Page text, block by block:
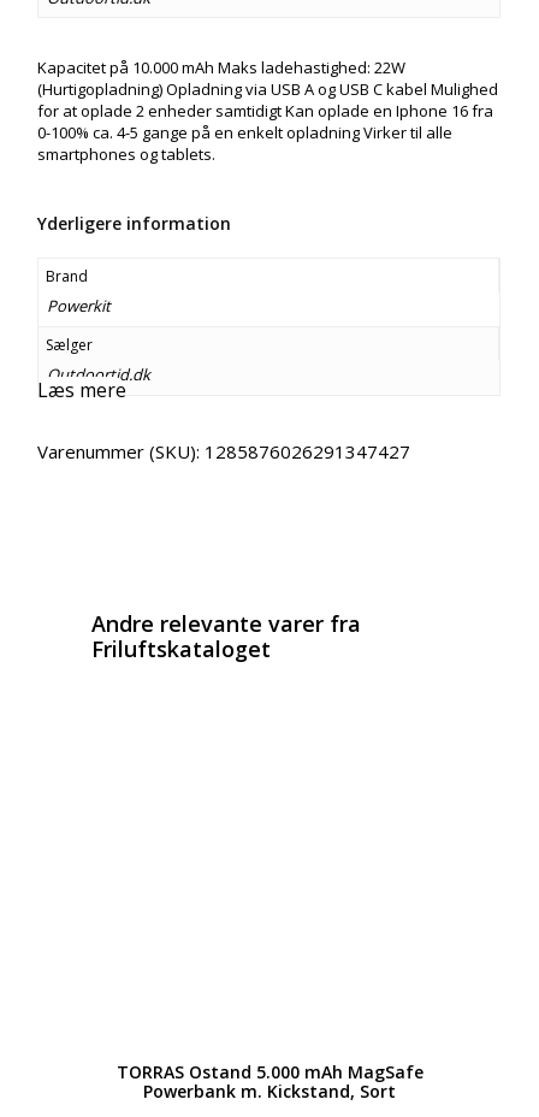
Kapacitet på 10.000 mAh Maks ladehastighed: 22W
(Hurtigopladning) Opladning via USB A og USB C kabel Mulighed
for at oplade 2 enheder samtidigt Kan oplade en Iphone 16 fra
0-100% ca. 4-5 gange på en enkelt opladning Virker til alle
smartphones og tablets.
Yderligere information
Brand
Powerkit
Sælger
Outdoortid.dk
Læs mere
Varenummer (SKU): 1285876026291347427
Andre relevante varer fra
Friluftskataloget
TORRAS Ostand 5.000 mAh MagSafe
Powerbank m. Kickstand, Sort